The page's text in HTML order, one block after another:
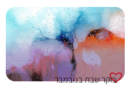
בוקר שבת בנובמבר